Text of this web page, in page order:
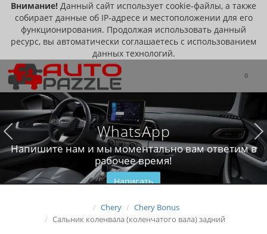
Внимание! Данный сайт использует cookie-файлы, а также
собирает данные об IP-адресе и местоположении для его
функционирования. Продолжая использовать данный
ресурс, вы автоматически соглашаетесь с использованием
данных технологий.
0
WhatsApp
Напишите нам и мы моментально вам ответим в
рабочее время!
Написать
Chery
Chery Bonus
Сальник коленвала (коленчатого вала) задний